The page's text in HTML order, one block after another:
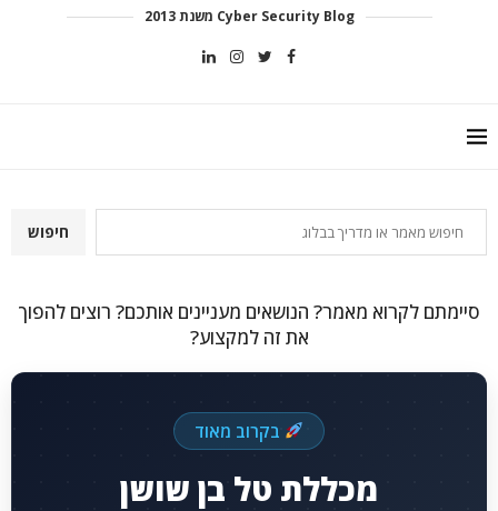
Cyber Security Blog משנת 2013
חיפוש
סיימתם לקרוא מאמר? הנושאים מעניינים אותכם? רוצים להפוך
את זה למקצוע?
בקרוב מאוד
מכללת טל בן שושן